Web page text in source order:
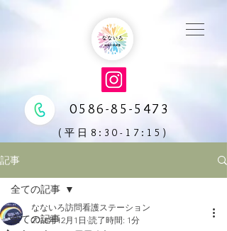
0586-85-5473
(平日8:30-17:15)
記事
全ての記事
全ての記事
なないろ訪問看護ステーション
2018年12月1日 読了時間: 1分